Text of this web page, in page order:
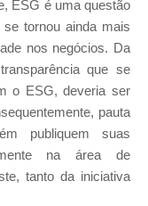
ESG é uma questão
tornou ainda mais
nos negócios. Da
que se
o ESG, deveria ser
pauta
publiquem suas
na área de
tanto da iniciativa